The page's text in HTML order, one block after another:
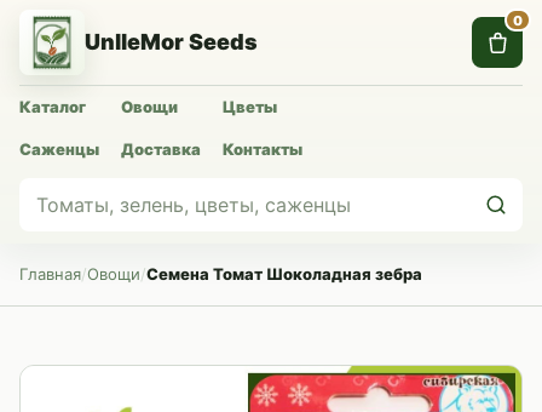
UnlleMor Seeds
Каталог Овощи Цветы
Саженцы Доставка Контакты
0
Главная/Овощи/Семена Томат Шоколадная зебра